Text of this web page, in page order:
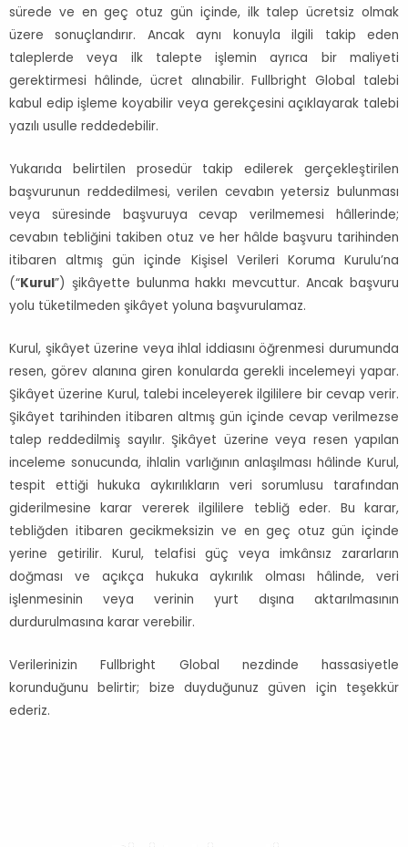
sürede ve en geç otuz gün içinde, ilk talep ücretsiz olmak
üzere sonuçlandırır. Ancak aynı konuyla ilgili takip eden
taleplerde veya ilk talepte işlemin ayrıca bir maliyeti
gerektirmesi hâlinde, ücret alınabilir. Fullbright Global talebi
kabul edip işleme koyabilir veya gerekçesini açıklayarak talebi
yazılı usulle reddedebilir.
Yukarıda belirtilen prosedür takip edilerek gerçekleştirilen
başvurunun reddedilmesi, verilen cevabın yetersiz bulunması
veya süresinde başvuruya cevap verilmemesi hâllerinde;
cevabın tebliğini takiben otuz ve her hâlde başvuru tarihinden
itibaren altmış gün içinde Kişisel Verileri Koruma Kurulu’na
(“Kurul”) şikâyette bulunma hakkı mevcuttur. Ancak başvuru
yolu tüketilmeden şikâyet yoluna başvurulamaz.
Kurul, şikâyet üzerine veya ihlal iddiasını öğrenmesi durumunda
resen, görev alanına giren konularda gerekli incelemeyi yapar.
Şikâyet üzerine Kurul, talebi inceleyerek ilgililere bir cevap verir.
Şikâyet tarihinden itibaren altmış gün içinde cevap verilmezse
talep reddedilmiş sayılır. Şikâyet üzerine veya resen yapılan
inceleme sonucunda, ihlalin varlığının anlaşılması hâlinde Kurul,
tespit ettiği hukuka aykırılıkların veri sorumlusu tarafından
giderilmesine karar vererek ilgililere tebliğ eder. Bu karar,
tebliğden itibaren gecikmeksizin ve en geç otuz gün içinde
yerine getirilir. Kurul, telafisi güç veya imkânsız zararların
doğması ve açıkça hukuka aykırılık olması hâlinde, veri
işlenmesinin veya verinin yurt dışına aktarılmasının
durdurulmasına karar verebilir.
Verilerinizin Fullbright Global nezdinde hassasiyetle
korunduğunu belirtir; bize duyduğunuz güven için teşekkür
ederiz.